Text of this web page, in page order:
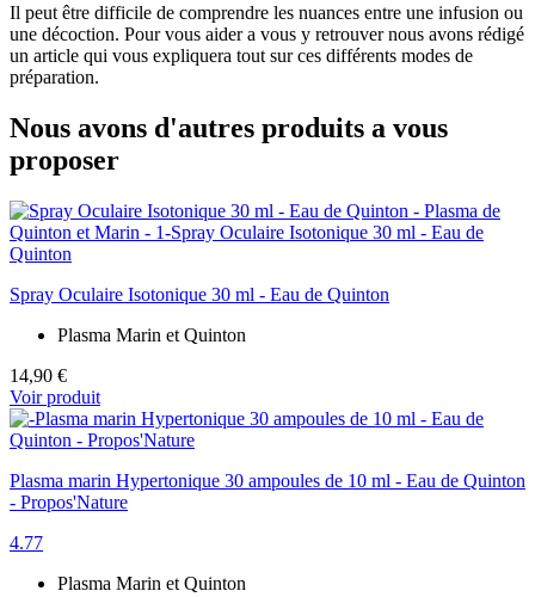
Il peut être difficile de comprendre les nuances entre une infusion ou
une décoction. Pour vous aider a vous y retrouver nous avons rédigé
un article qui vous expliquera tout sur ces différents modes de
préparation.
Nous avons d'autres produits a vous
proposer
Spray Oculaire Isotonique 30 ml - Eau de Quinton
Plasma Marin et Quinton
14,90 €
Voir produit
Plasma marin Hypertonique 30 ampoules de 10 ml - Eau de Quinton
- Propos'Nature
4.77
Plasma Marin et Quinton